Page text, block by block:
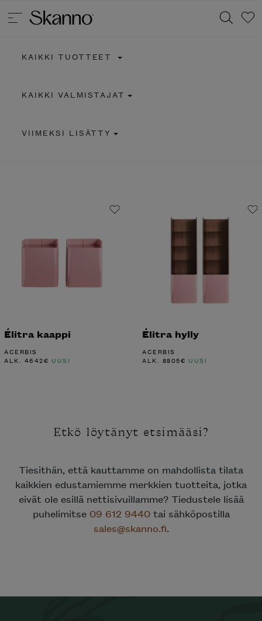
KAIKKI TUOTTEET
KAIKKI VALMISTAJAT
VIIMEKSI LISÄTTY
Élitra kaappi
ACERBIS
ALK. 4642€ UUSI
Élitra hylly
ACERBIS
ALK. 8805€ UUSI
Etkö löytänyt etsimääsi?
Tiesithän, että kauttamme on mahdollista tilata
kaikkien edustamiemme merkkien tuotteita, jotka
eivät ole esillä nettisivuillamme? Tiedustele lisää
puhelimitse 09 612 9440tai sähköpostilla
sales@skanno.fi.